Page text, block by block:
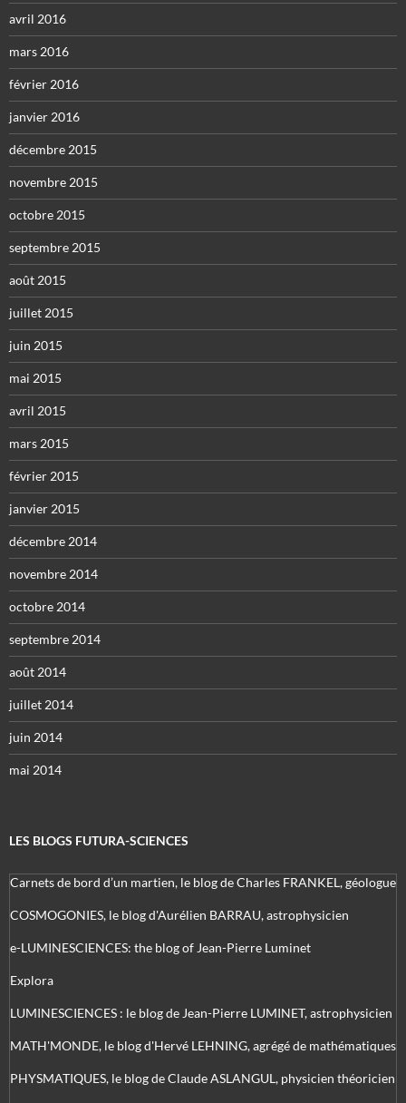
avril 2016
mars 2016
février 2016
janvier 2016
décembre 2015
novembre 2015
octobre 2015
septembre 2015
août 2015
juillet 2015
juin 2015
mai 2015
avril 2015
mars 2015
février 2015
janvier 2015
décembre 2014
novembre 2014
octobre 2014
septembre 2014
août 2014
juillet 2014
juin 2014
mai 2014
LES BLOGS FUTURA-SCIENCES
Carnets de bord d’un martien, le blog de Charles FRANKEL, géologue
COSMOGONIES, le blog d'Aurélien BARRAU, astrophysicien
e-LUMINESCIENCES: the blog of Jean-Pierre Luminet
Explora
LUMINESCIENCES : le blog de Jean-Pierre LUMINET, astrophysicien
MATH'MONDE, le blog d'Hervé LEHNING, agrégé de mathématiques
PHYSMATIQUES, le blog de Claude ASLANGUL, physicien théoricien